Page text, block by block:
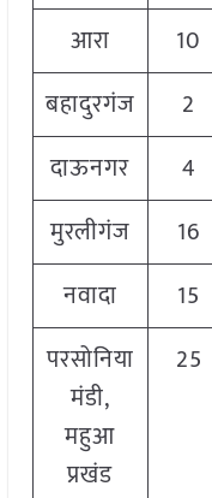
आरा
10
बहादुरगंज
2
दाऊनगर
4
मुरलीगंज
16
नवादा
15
परसोनिया
मंडी,
महुआ
प्रखंड
25